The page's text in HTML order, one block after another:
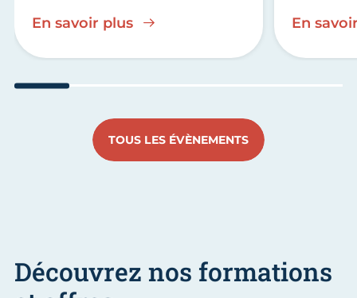
En savoir plus En
TOUS LES ÉVÈNEMENTS
Découvrez nos formations